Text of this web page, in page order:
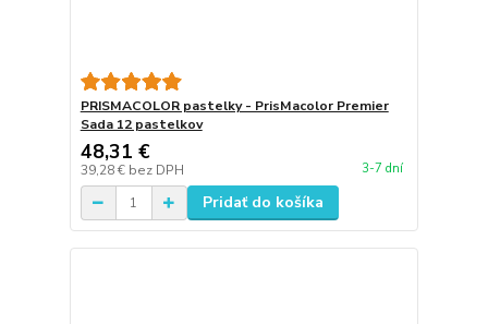
PRISMACOLOR pastelky - PrisMacolor Premier
Sada 12 pastelkov
48,31 €
39,28 € bez DPH 3-7 dní
Pridať do košíka